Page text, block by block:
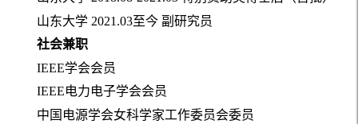
山东大学 2021.03至今 副研究员
社会兼职
IEEE学会会员
IEEE电力电子学会会员
中国电源学会女科学家工作委员会委员